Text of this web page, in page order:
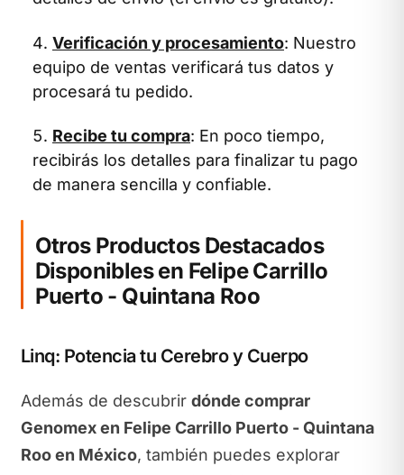
Verificación y procesamiento: Nuestro
equipo de ventas verificará tus datos y
procesará tu pedido.
Recibe tu compra: En poco tiempo,
recibirás los detalles para finalizar tu pago
de manera sencilla y confiable.
Otros Productos Destacados
Disponibles en Felipe Carrillo
Puerto - Quintana Roo
Linq: Potencia tu Cerebro y Cuerpo
Además de descubrir dónde comprar
Genomex en Felipe Carrillo Puerto - Quintana
Roo en México, también puedes explorar